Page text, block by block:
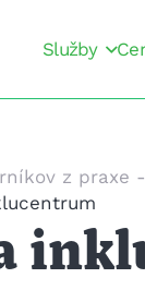
Služby
z praxe